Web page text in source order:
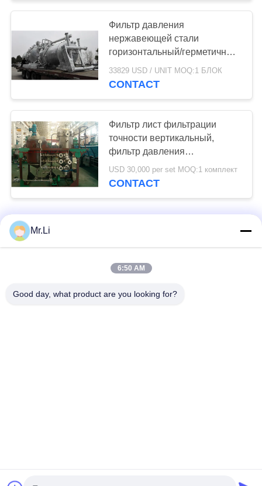
Фильтр давления
нержавеющей стали
горизонтальный/герметичный
фильтр сжимающей плиты
33829 USD / UNIT MOQ:1 БЛОК
CONTACT
Фильтр лист фильтрации
точности вертикальный,
фильтр давления
нержавеющей стали
вертикальный
USD 30,000 per set MOQ:1 комплект
CONTACT
Mr.Li
6:50 AM
Good day, what product are you looking for?